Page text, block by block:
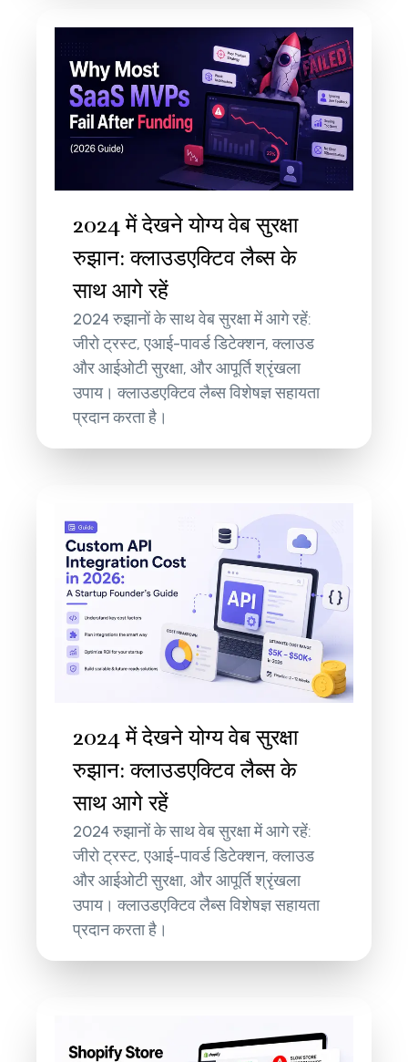
2024 में देखने योग्य वेब सुरक्षा
रुझान: क्लाउडएक्टिव लैब्स के
साथ आगे रहें
2024 रुझानों के साथ वेब सुरक्षा में आगे रहें:
जीरो ट्रस्ट, एआई-पावर्ड डिटेक्शन, क्लाउड
और आईओटी सुरक्षा, और आपूर्ति श्रृंखला
उपाय। क्लाउडएक्टिव लैब्स विशेषज्ञ सहायता
प्रदान करता है।
2024 में देखने योग्य वेब सुरक्षा
रुझान: क्लाउडएक्टिव लैब्स के
साथ आगे रहें
2024 रुझानों के साथ वेब सुरक्षा में आगे रहें:
जीरो ट्रस्ट, एआई-पावर्ड डिटेक्शन, क्लाउड
और आईओटी सुरक्षा, और आपूर्ति श्रृंखला
उपाय। क्लाउडएक्टिव लैब्स विशेषज्ञ सहायता
प्रदान करता है।